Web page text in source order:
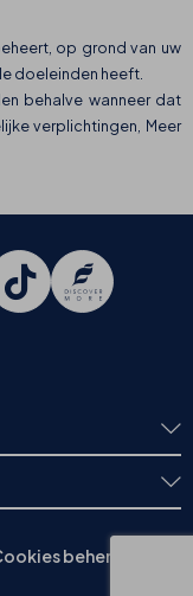
op grond van uw
doeleinden heeft.
behalve wanneer dat
verplichtingen, Meer
beheren